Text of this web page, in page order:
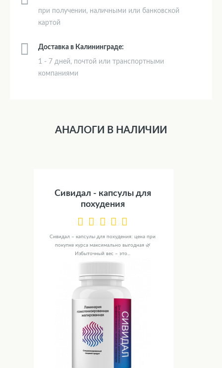
при получении, наличными или банковской
картой
Доставка в Калининграде:
1 - 7 дней, почтой или транспортными
компаниями
АНАЛОГИ В НАЛИЧИИ
Сивидал - капсулы для
похудения
Сивидал – капсулы для похудения: цена при
покупке курса максимально выгодная 🌿
Избыточный вес – это...